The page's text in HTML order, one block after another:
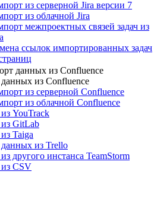
из серверной Jira версии 7
из облачной Jira
межпроектных связей задач из
ссылок импортированных задач
данных из Confluence
из Confluence
из серверной Confluence
из облачной Confluence
YouTrack
GitLab
Taiga
из Trello
другого инстанса TeamStorm
CSV